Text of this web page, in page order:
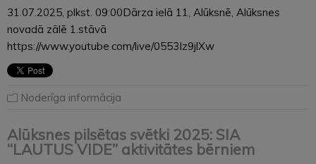
31.07.2025, plkst. 09:00Dārza ielā 11, Alūksnē, Alūksnes
novadā zālē 1.stāvā
https://www.youtube.com/live/0553Iz9jlXw
Noderīga informācija
Alūksnes pilsētas svētki 2025: SIA
“LAUTUS VIDE” aktivitātes bērniem